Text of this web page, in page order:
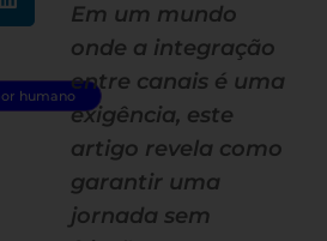
humano
Em um mundo
onde a integração
entre canais é uma
exigência, este
artigo revela como
garantir uma
jornada sem